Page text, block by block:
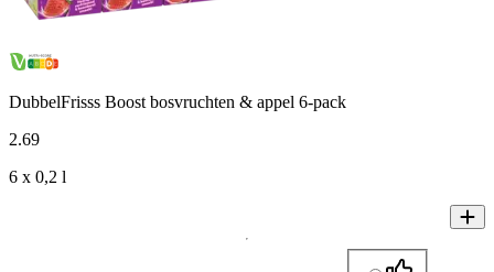
DubbelFrisss Boost bosvruchten & appel 6-pack
2.69
6 x 0,2 l